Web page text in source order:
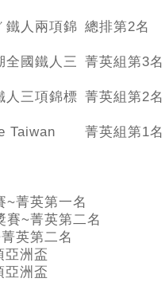
鐵人兩項錦 總排第2名
全國鐵人三 菁英組第3名
人三項錦標 菁英組第2名
Taiwan
菁英組第1名
~菁英第一名
賽~菁英第二名
菁英第二名
亞洲盃
亞洲盃